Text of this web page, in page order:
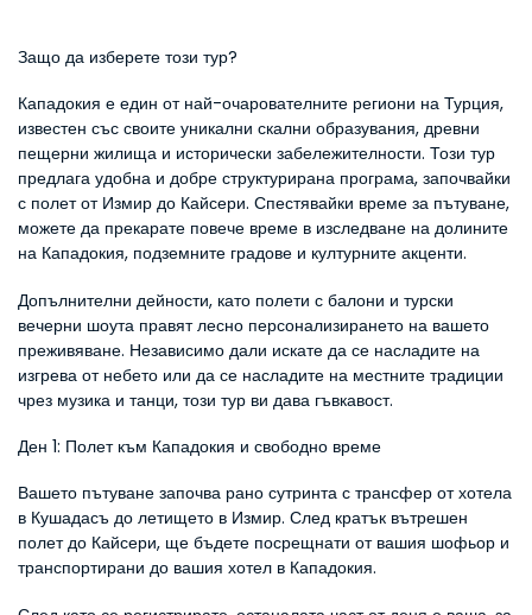
Защо да изберете този тур?
Кападокия е един от най-очарователните региони на Турция,
известен със своите уникални скални образувания, древни
пещерни жилища и исторически забележителности. Този тур
предлага удобна и добре структурирана програма, започвайки
с полет от Измир до Кайсери. Спестявайки време за пътуване,
можете да прекарате повече време в изследване на долините
на Кападокия, подземните градове и културните акценти.
Допълнителни дейности, като полети с балони и турски
вечерни шоута правят лесно персонализирането на вашето
преживяване. Независимо дали искате да се насладите на
изгрева от небето или да се насладите на местните традиции
чрез музика и танци, този тур ви дава гъвкавост.
Ден 1: Полет към Кападокия и свободно време
Вашето пътуване започва рано сутринта с трансфер от хотела
в Кушадасъ до летището в Измир. След кратък вътрешен
полет до Кайсери, ще бъдете посрещнати от вашия шофьор и
транспортирани до вашия хотел в Кападокия.